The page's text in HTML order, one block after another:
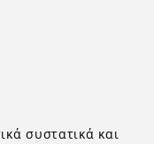
συστατικά και